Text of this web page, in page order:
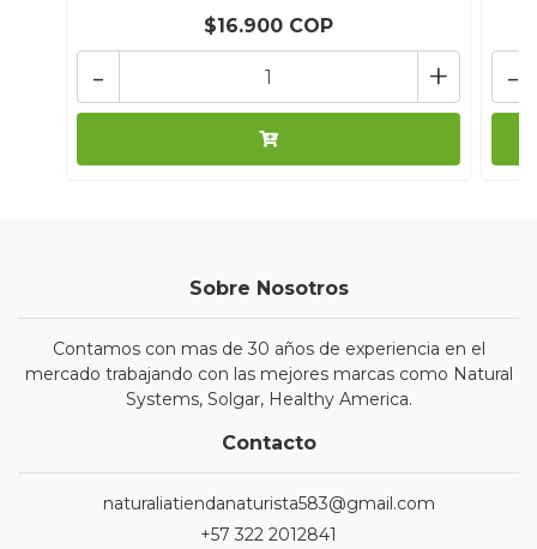
$16.900 COP
+
- -
Sobre Nosotros
Contamos con mas de 30 años de experiencia en el
mercado trabajando con las mejores marcas como Natural
Systems, Solgar, Healthy America.
Contacto
naturaliatiendanaturista583@gmail.com
+57 322 2012841